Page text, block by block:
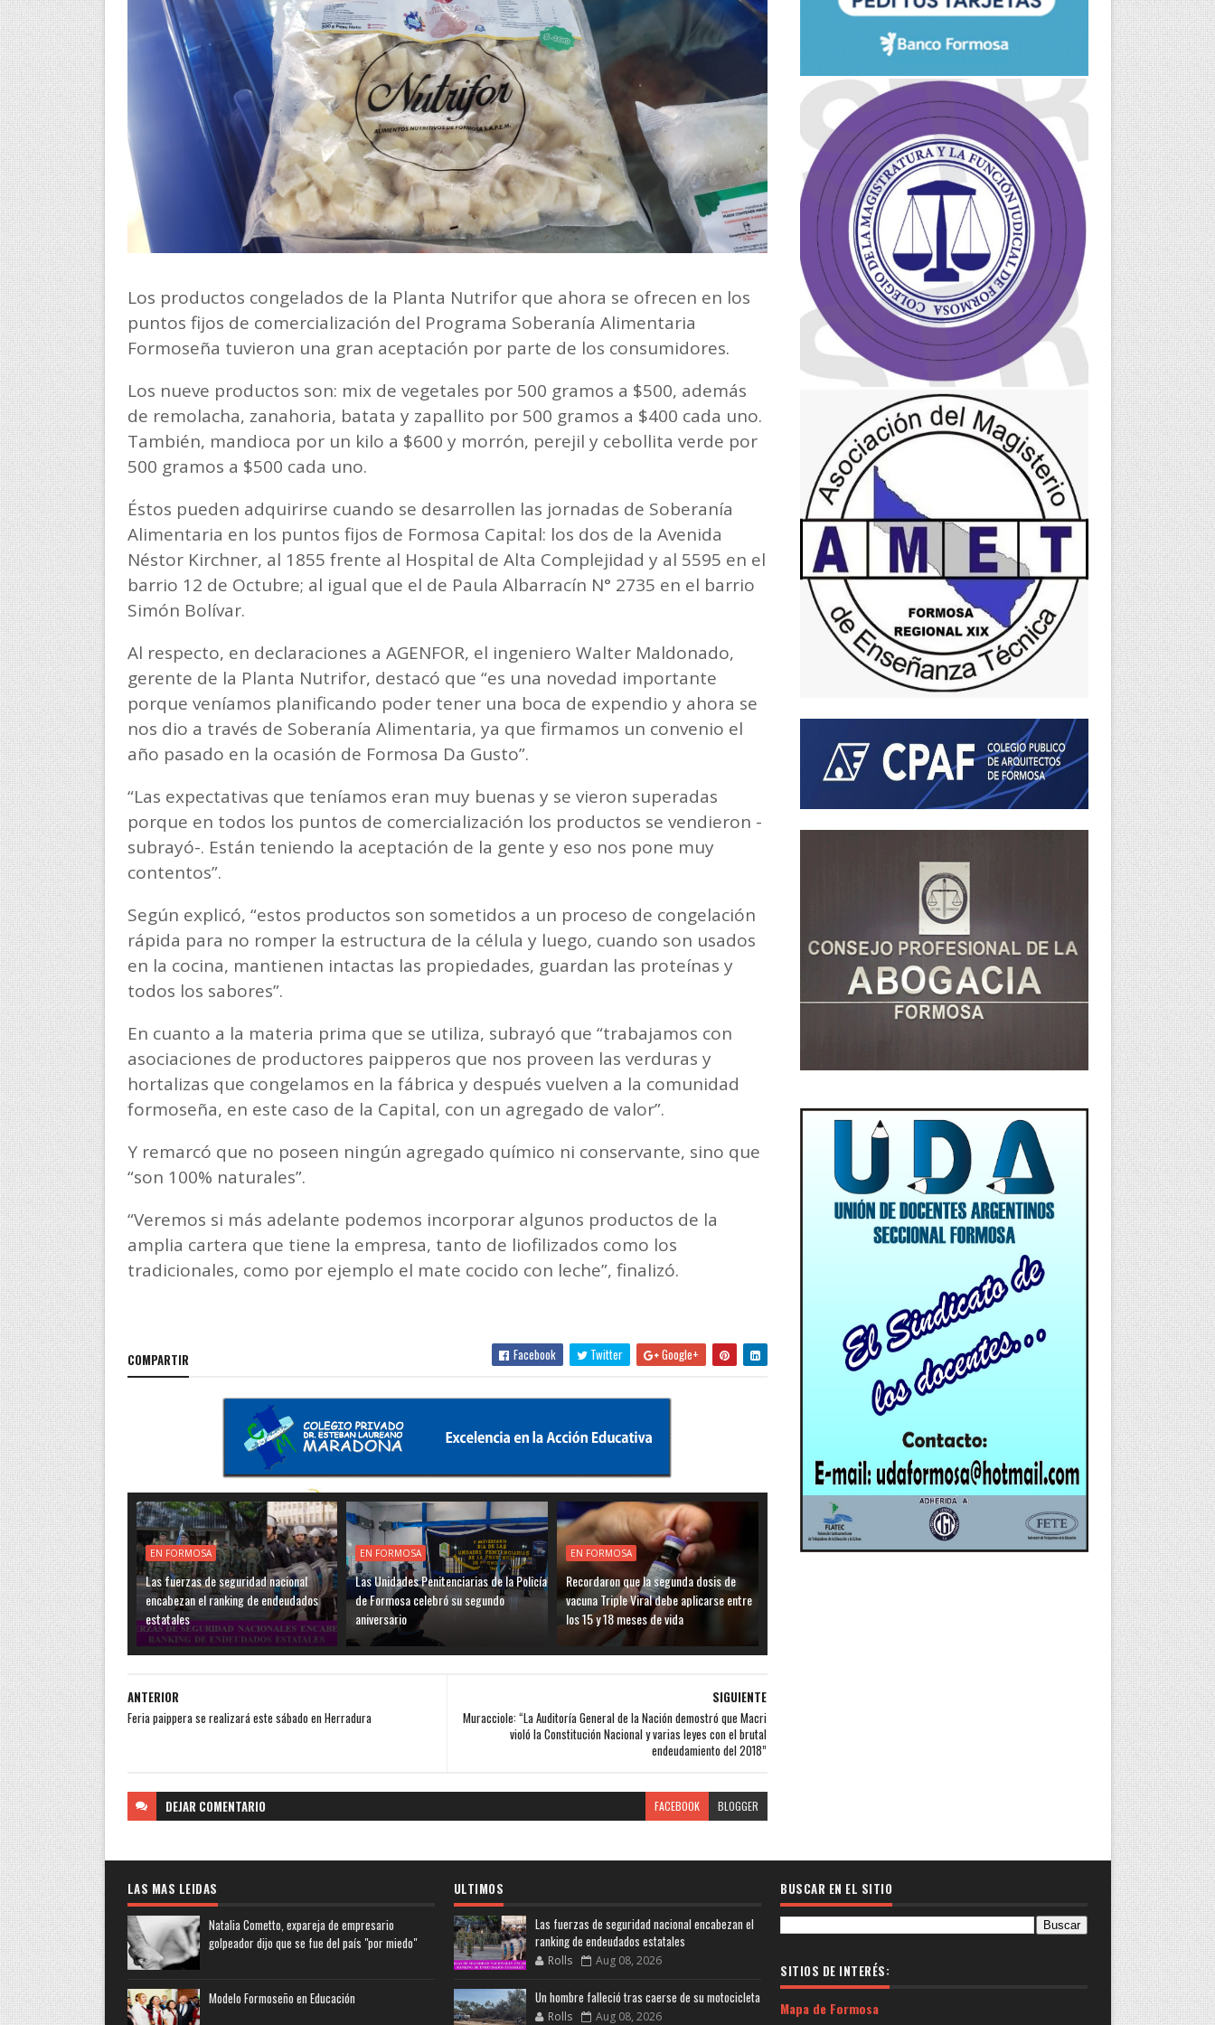
Los productos congelados de la Planta Nutrifor que ahora se ofrecen en los
puntos fijos de comercialización del Programa Soberanía Alimentaria
Formoseña tuvieron una gran aceptación por parte de los consumidores.
Los nueve productos son: mix de vegetales por 500 gramos a $500, además
de remolacha, zanahoria, batata y zapallito por 500 gramos a $400 cada uno.
También, mandioca por un kilo a $600 y morrón, perejil y cebollita verde por
500 gramos a $500 cada uno.
Éstos pueden adquirirse cuando se desarrollen las jornadas de Soberanía
Alimentaria en los puntos fijos de Formosa Capital: los dos de la Avenida
Néstor Kirchner, al 1855 frente al Hospital de Alta Complejidad y al 5595 en el
barrio 12 de Octubre; al igual que el de Paula Albarracín N° 2735 en el barrio
Simón Bolívar.
Al respecto, en declaraciones a AGENFOR, el ingeniero Walter Maldonado,
gerente de la Planta Nutrifor, destacó que “es una novedad importante
porque veníamos planificando poder tener una boca de expendio y ahora se
nos dio a través de Soberanía Alimentaria, ya que firmamos un convenio el
año pasado en la ocasión de Formosa Da Gusto”.
“Las expectativas que teníamos eran muy buenas y se vieron superadas
porque en todos los puntos de comercialización los productos se vendieron -
subrayó-. Están teniendo la aceptación de la gente y eso nos pone muy
contentos”.
Según explicó, “estos productos son sometidos a un proceso de congelación
rápida para no romper la estructura de la célula y luego, cuando son usados
en la cocina, mantienen intactas las propiedades, guardan las proteínas y
todos los sabores”.
En cuanto a la materia prima que se utiliza, subrayó que “trabajamos con
asociaciones de productores paipperos que nos proveen las verduras y
hortalizas que congelamos en la fábrica y después vuelven a la comunidad
formoseña, en este caso de la Capital, con un agregado de valor”.
Y remarcó que no poseen ningún agregado químico ni conservante, sino que
“son 100% naturales”.
“Veremos si más adelante podemos incorporar algunos productos de la
amplia cartera que tiene la empresa, tanto de liofilizados como los
tradicionales, como por ejemplo el mate cocido con leche”, finalizó.
COMPARTIR Facebook Twitter Google+
EN FORMOSA
Las fuerzas de seguridad nacional
encabezan el ranking de endeudados
estatales
EN FORMOSA
Las Unidades Penitenciarias de la Policía
de Formosa celebró su segundo
aniversario
EN FORMOSA
Recordaron que la segunda dosis de
vacuna Triple Viral debe aplicarse entre
los 15 y 18 meses de vida
SIGUIENTE
Muracciole: “La Auditoría General de la Nación demostró que Macri
violó la Constitución Nacional y varias leyes con el brutal
endeudamiento del 2018”
ANTERIOR
Feria paippera se realizará este sábado en Herradura
DEJAR COMENTARIO FACEBOOK BLOGGER
LAS MAS LEIDAS
Natalia Cometto, expareja de empresario
golpeador dijo que se fue del país "por miedo"
Modelo Formoseño en Educación
ULTIMOS
Las fuerzas de seguridad nacional encabezan el
ranking de endeudados estatales
Rolls Aug 08, 2026
Un hombre falleció tras caerse de su motocicleta
Rolls Aug 08, 2026
BUSCAR EN EL SITIO
SITIOS DE INTERÉS:
Mapa de Formosa